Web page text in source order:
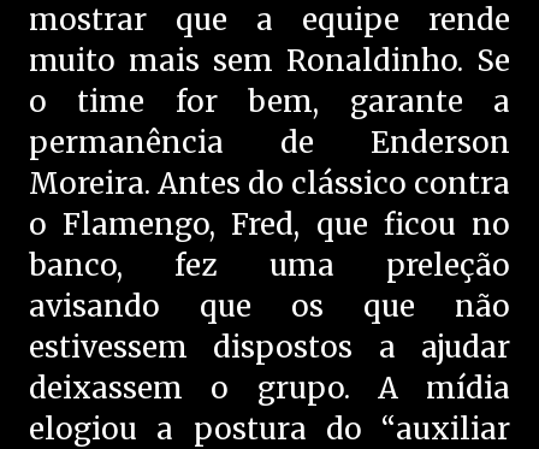
mostrar que a equipe rende
muito mais sem Ronaldinho. Se
o time for bem, garante a
permanência de Enderson
Moreira. Antes do clássico contra
o Flamengo, Fred, que ficou no
banco, fez uma preleção
avisando que os que não
estivessem dispostos a ajudar
deixassem o grupo. A mídia
elogiou a postura do “auxiliar